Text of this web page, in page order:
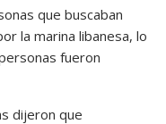
que buscaban
la marina libanesa, lo
fueron
dijeron que